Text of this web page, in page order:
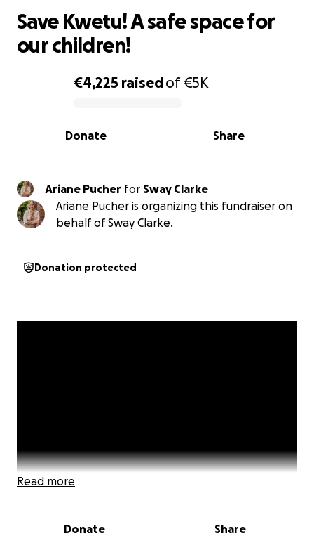
0% complete
€4,225 raisedof€5K
Share
Donate
Save Kwetu! A safe space for
our children!
Ariane Pucher for Sway Clarke
Ariane Pucher is organizing this fundraiser on
behalf of Sway Clarke.
Donation protected
Read more
Donate Share